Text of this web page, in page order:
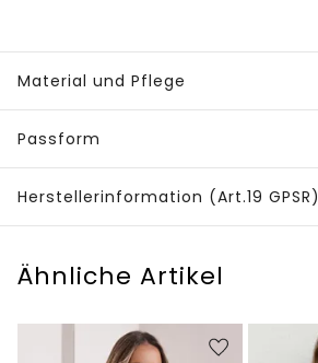
Material und Pflege
Passform
Herstellerinformation (Art.19 GPSR)
Ähnliche Artikel